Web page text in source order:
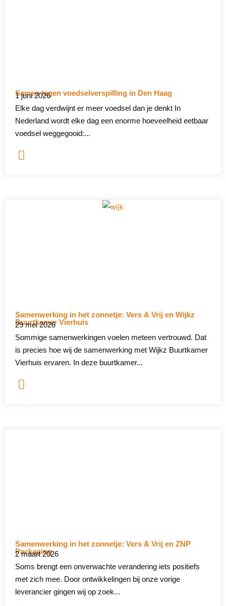
Samen tegen voedselverspilling in Den Haag
1 juni 2026
Elke dag verdwijnt er meer voedsel dan je denkt In
Nederland wordt elke dag een enorme hoeveelheid eetbaar
voedsel weggegooid:...
Samenwerking in het zonnetje: Vers & Vrij en Wijkz
Buurtkamer Vierhuis
29 mei 2026
Sommige samenwerkingen voelen meteen vertrouwd. Dat
is precies hoe wij de samenwerking met Wijkz Buurtkamer
Vierhuis ervaren. In deze buurtkamer...
Samenwerking in het zonnetje: Vers & Vrij en ZNP
Packaging
2 maart 2026
Soms brengt een onverwachte verandering iets positiefs
met zich mee. Door ontwikkelingen bij onze vorige
leverancier gingen wij op zoek...